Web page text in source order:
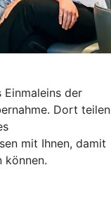
der
Dort teilen
mit Ihnen, damit
können.